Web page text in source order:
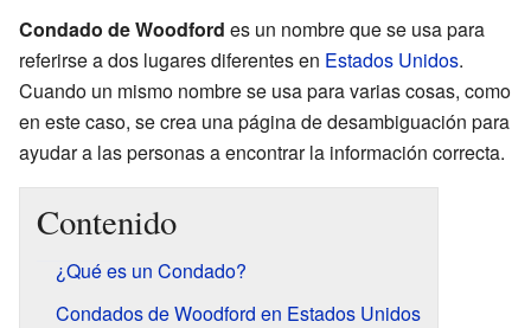
Condado de Woodford es un nombre que se usa para
referirse a dos lugares diferentes en Estados Unidos.
Cuando un mismo nombre se usa para varias cosas, como
en este caso, se crea una página de desambiguación para
ayudar a las personas a encontrar la información correcta.
Contenido
¿Qué es un Condado?
Condados de Woodford en Estados Unidos